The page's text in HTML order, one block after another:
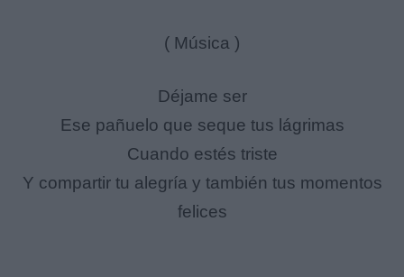
( Música )
Déjame ser
Ese pañuelo que seque tus lágrimas
Cuando estés triste
Y compartir tu alegría y también tus momentos
felices